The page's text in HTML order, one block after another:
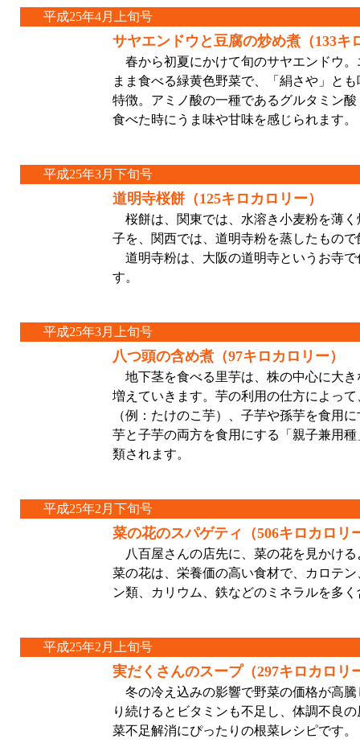
平成25年4月上旬号
サヤエンドウと豆腐の炒め煮（133キ
春から初夏にかけて旬のサヤエンドウ
まま食べる緑黄色野菜で、「絹さや」と
特徴。アミノ酸の一種であるグルタミン
食べた時にうま味や甘味を感じられます。
平成25年3月下旬号
道明寺桜餅（125キロカロリー）
桜餅は、関東では、水溶き小麦粉を薄
子を、関西では、道明寺粉を蒸したもの
道明寺粉は、大阪の道明寺というお寺
す。
平成25年3月上旬号
八つ頭の含め煮（97キロカロリー）
地下茎を食べる里芋は、株の中心に大
増えていきます。芋の利用の仕方によっ
（例：たけのこ芋）、子芋や孫芋を食用
芋と子芋の両方を食用にする「親子兼用
類されます。
平成25年2月下旬号
菜の花のスパゲティ（506キロカロリ
八百屋さんの店先に、菜の花を見かけ
菜の花は、栄養価の高い食材で、カロテ
ン類、カリウム、鉄などのミネラルを多
平成25年2月上旬号
実だくさんのスープ（297キロカロリ
冬の冷え込みの影響で野菜の価格が高
り続けるとビタミンも不足し、体調不良
菜不足解消にぴったりの根菜レシピです。